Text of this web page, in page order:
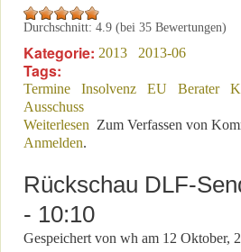
Durchschnitt: 4.9 (bei 35 Bewertungen)
Kategorie: 2013 2013-06
Tags:
Termine Insolvenz EU Berater
Ausschuss
Weiterlesen über § 266 StGB: Nicht
Zum Verfassen von
Anmelden.
Rückschau DLF-
- 10:10
Gespeichert von wh am 12 Oktober,